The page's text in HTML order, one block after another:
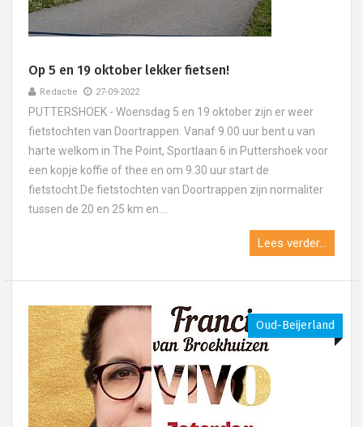
Op 5 en 19 oktober lekker fietsen!
Redactie 27-09-2022
PUTTERSHOEK - Woensdag 5 en 19 oktober zijn er weer
fietstochten van Doortrappen. Vanaf 9.00 uur bent u van
harte welkom in The Point, Sportlaan 6 in Puttershoek voor
een kopje koffie of thee en om 9.30 uur start de
fietstocht.De fietstochten van Doortrappen zijn normaliter
tussen de 20 en 25 km en....
Lees verder...
Oud-Beijerland